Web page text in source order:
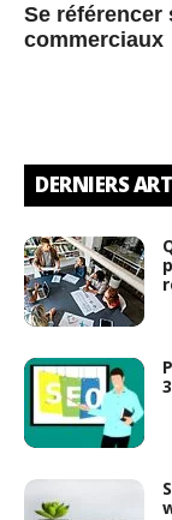
Se référencer
commerciaux
DERNIERS